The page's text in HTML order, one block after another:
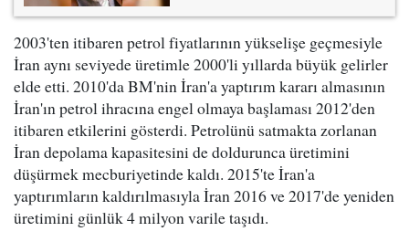
2003'ten itibaren petrol fiyatlarının yükselişe geçmesiyle
İran aynı seviyede üretimle 2000'li yıllarda büyük gelirler
elde etti. 2010'da BM'nin İran'a yaptırım kararı almasının
İran'ın petrol ihracına engel olmaya başlaması 2012'den
itibaren etkilerini gösterdi. Petrolünü satmakta zorlanan
İran depolama kapasitesini de doldurunca üretimini
düşürmek mecburiyetinde kaldı. 2015'te İran'a
yaptırımların kaldırılmasıyla İran 2016 ve 2017'de yeniden
üretimini günlük 4 milyon varile taşıdı.